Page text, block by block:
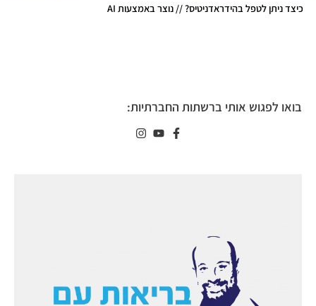
כיצד ניתן לטפל בהידראדניטיס? // נוצר באמצעות AI
בואו לפגוש אותי ברשתות החברתיות: